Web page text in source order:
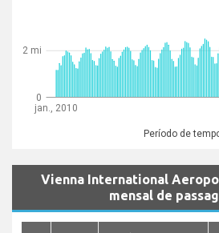
jan., 2010
Período de
0
2 mi
Vienna International
mensal de